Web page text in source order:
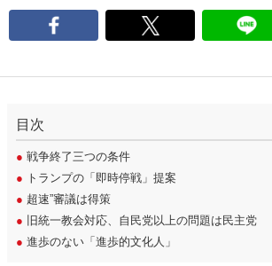
目次
● 戦争終了三つの条件
● トランプの「即時停戦」提案
● 超速”審議は得策
● 旧統一教会対応、自民党以上の問題は民主党
● 進歩のない「進歩的文化人」